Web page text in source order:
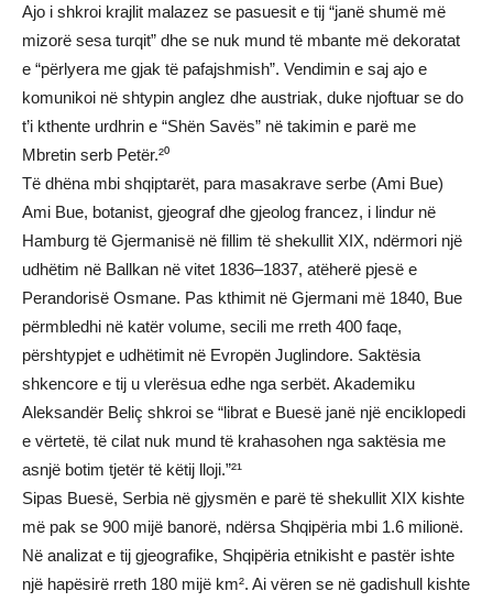
Ajo i shkroi krajlit malazez se pasuesit e tij “janë shumë më
mizorë sesa turqit” dhe se nuk mund të mbante më dekoratat
e “përlyera me gjak të pafajshmish”. Vendimin e saj ajo e
komunikoi në shtypin anglez dhe austriak, duke njoftuar se do
t’i kthente urdhrin e “Shën Savës” në takimin e parë me
Mbretin serb Petër.²⁰
Të dhëna mbi shqiptarët, para masakrave serbe (Ami Bue)
Ami Bue, botanist, gjeograf dhe gjeolog francez, i lindur në
Hamburg të Gjermanisë në fillim të shekullit XIX, ndërmori një
udhëtim në Ballkan në vitet 1836–1837, atëherë pjesë e
Perandorisë Osmane. Pas kthimit në Gjermani më 1840, Bue
përmbledhi në katër volume, secili me rreth 400 faqe,
përshtypjet e udhëtimit në Evropën Juglindore. Saktësia
shkencore e tij u vlerësua edhe nga serbët. Akademiku
Aleksandër Beliç shkroi se “librat e Buesë janë një enciklopedi
e vërtetë, të cilat nuk mund të krahasohen nga saktësia me
asnjë botim tjetër të këtij lloji.”²¹
Sipas Buesë, Serbia në gjysmën e parë të shekullit XIX kishte
më pak se 900 mijë banorë, ndërsa Shqipëria mbi 1.6 milionë.
Në analizat e tij gjeografike, Shqipëria etnikisht e pastër ishte
një hapësirë rreth 180 mijë km². Ai vëren se në gadishull kishte